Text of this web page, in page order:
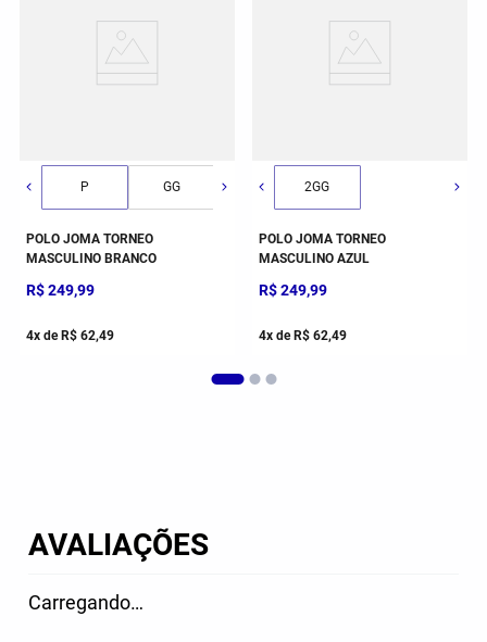
GG P GG 2GG
POLO JOMA TORNEO
MASCULINO BRANCO
R$249,99
4x de R$ 62,49
2GG
POLO JOMA TORNEO
MASCULINO AZUL
R$249,99
4x de R$ 62,49
AVALIAÇÕES
Carregando…